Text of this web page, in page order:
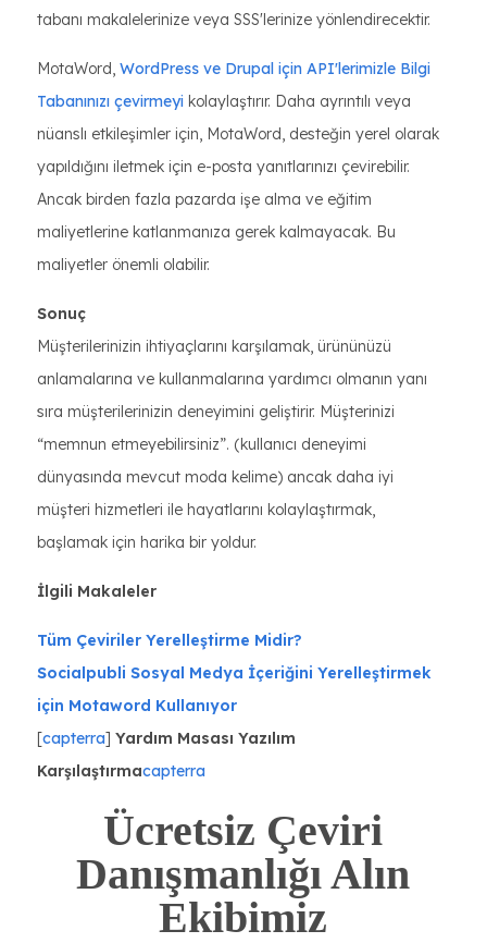
tabanı makalelerinize veya SSS'lerinize yönlendirecektir.
MotaWord, WordPress ve Drupal için API'lerimizle Bilgi
Tabanınızı çevirmeyi kolaylaştırır. Daha ayrıntılı veya
nüanslı etkileşimler için, MotaWord, desteğin yerel olarak
yapıldığını iletmek için e-posta yanıtlarınızı çevirebilir.
Ancak birden fazla pazarda işe alma ve eğitim
maliyetlerine katlanmanıza gerek kalmayacak. Bu
maliyetler önemli olabilir.
Sonuç
Müşterilerinizin ihtiyaçlarını karşılamak, ürününüzü
anlamalarına ve kullanmalarına yardımcı olmanın yanı
sıra müşterilerinizin deneyimini geliştirir. Müşterinizi
“memnun etmeyebilirsiniz”. (kullanıcı deneyimi
dünyasında mevcut moda kelime) ancak daha iyi
müşteri hizmetleri ile hayatlarını kolaylaştırmak,
başlamak için harika bir yoldur.
İlgili Makaleler
Tüm Çeviriler Yerelleştirme Midir?
Socialpubli Sosyal Medya İçeriğini Yerelleştirmek
için Motaword Kullanıyor
[capterra] Yardım Masası Yazılım
Karşılaştırmacapterra
Ücretsiz Çeviri
Danışmanlığı Alın
Ekibimiz